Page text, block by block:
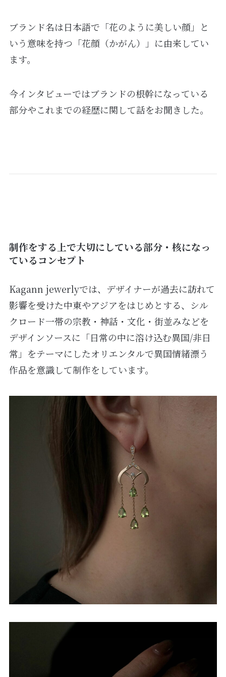
ブランド名は日本語で「花のように美しい顔」と
いう意味を持つ「花顔（かがん）」に由来してい
ます。
今インタビューではブランドの根幹になっている
部分やこれまでの経歴に関して話をお聞きした。
制作をする上で大切にしている部分・核になっ
ているコンセプト
Kagann jewerlyでは、デザイナーが過去に訪れて
影響を受けた中東やアジアをはじめとする、シル
クロード一帯の宗教・神話・文化・街並みなどを
デザインソースに「日常の中に溶け込む異国/非日
常」をテーマにしたオリエンタルで異国情緒漂う
作品を意識して制作をしています。